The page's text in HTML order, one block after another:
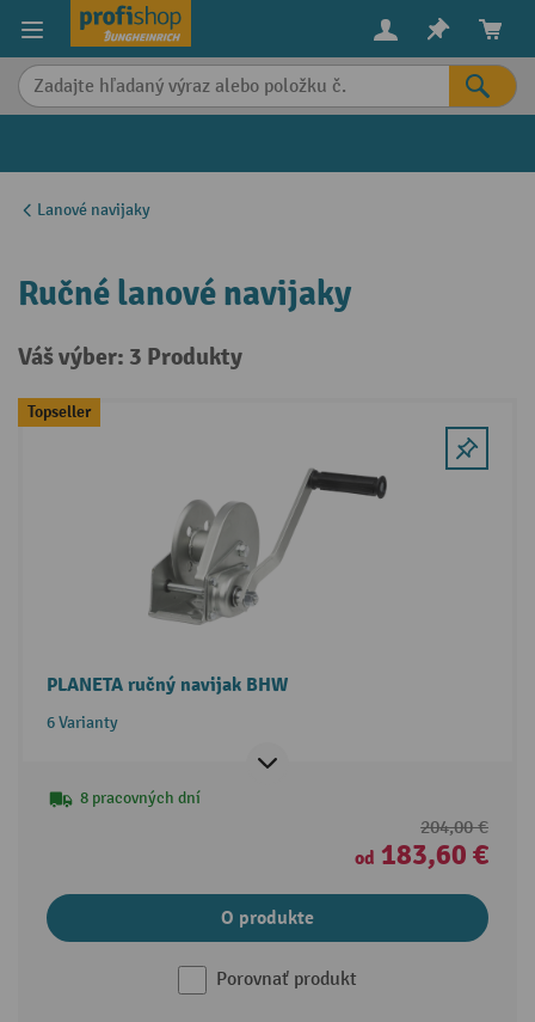
content
Lanové navijaky
Ručné lanové navijaky
Váš výber: 3 Produkty
Topseller
PLANETA ručný navijak BHW
6 Varianty
8 pracovných dní
204,00 €
od 183,60 €
O produkte
Porovnať produkt